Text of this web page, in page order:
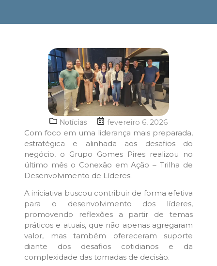
Notícias
fevereiro 6, 2026
Com foco em uma liderança mais preparada,
estratégica e alinhada aos desafios do
negócio, o Grupo Gomes Pires realizou no
último mês o Conexão em Ação – Trilha de
Desenvolvimento de Líderes.
A iniciativa buscou contribuir de forma efetiva
para o desenvolvimento dos líderes,
promovendo reflexões a partir de temas
práticos e atuais, que não apenas agregaram
valor, mas também ofereceram suporte
diante dos desafios cotidianos e da
complexidade das tomadas de decisão.